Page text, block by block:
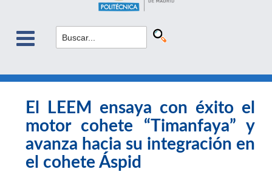
El LEEM ensaya con éxito el
motor cohete “Timanfaya” y
avanza hacia su integración en
el cohete Áspid